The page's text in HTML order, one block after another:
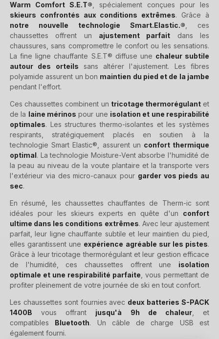
Warm Comfort S.E.T® , spécialement conçues pour les
skieurs confrontés aux conditions extrêmes. Grâce à
notre nouvelle technologie Smart.Elastic.® , ces
chaussettes offrent un ajustement parfait dans les
chaussures, sans compromettre le confort ou les sensations.
La fine ligne chauffante S.E.T® diffuse une chaleur subtile
autour des orteils sans altérer l'ajustement. Les fibres
polyamide assurent un bon maintien du pied et de la jambe
pendant l'effort.
Ces chaussettes combinent un tricotage thermorégulantet
de la laine mérinos pour une isolation et une respirabilité
optimales. Les structures thermo-isolantes et les systèmes
respirants, stratégiquement placés en soutien à la
technologie Smart Elastic®, assurent un confort thermique
optimal. La technologie Moisture-Vent absorbe l'humidité de
la peau au niveau de la voute plantaire et la transporte vers
l'extérieur via des micro-canaux pour garder vos pieds au
sec.
En résumé, les chaussettes chauffantes de Therm-ic sont
idéales pour les skieurs experts en quête d'un confort
ultime dans les conditions extrêmes. Avec leur ajustement
parfait, leur ligne chauffante subtile et leur maintien du pied,
elles garantissent une expérience agréable sur les pistes.
Grâce à leur tricotage thermorégulant et leur gestion efficace
de l'humidité, ces chaussettes offrent une isolation
optimale et une respirabilité parfaite , vous permettant de
profiter pleinement de votre journée de ski en tout confort.
Les chaussettes sont fournies avec deux batteries S-PACK
1400B vous offrant jusqu'à 9h de chaleur, et
compatibles Bluetooth. Un câble de charge USB est
également fourni.